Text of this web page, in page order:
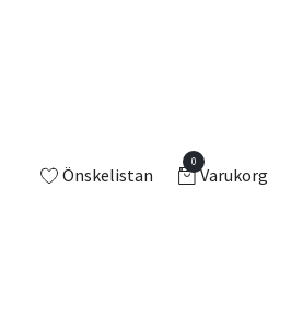
Önskelistan
0
Varukorg